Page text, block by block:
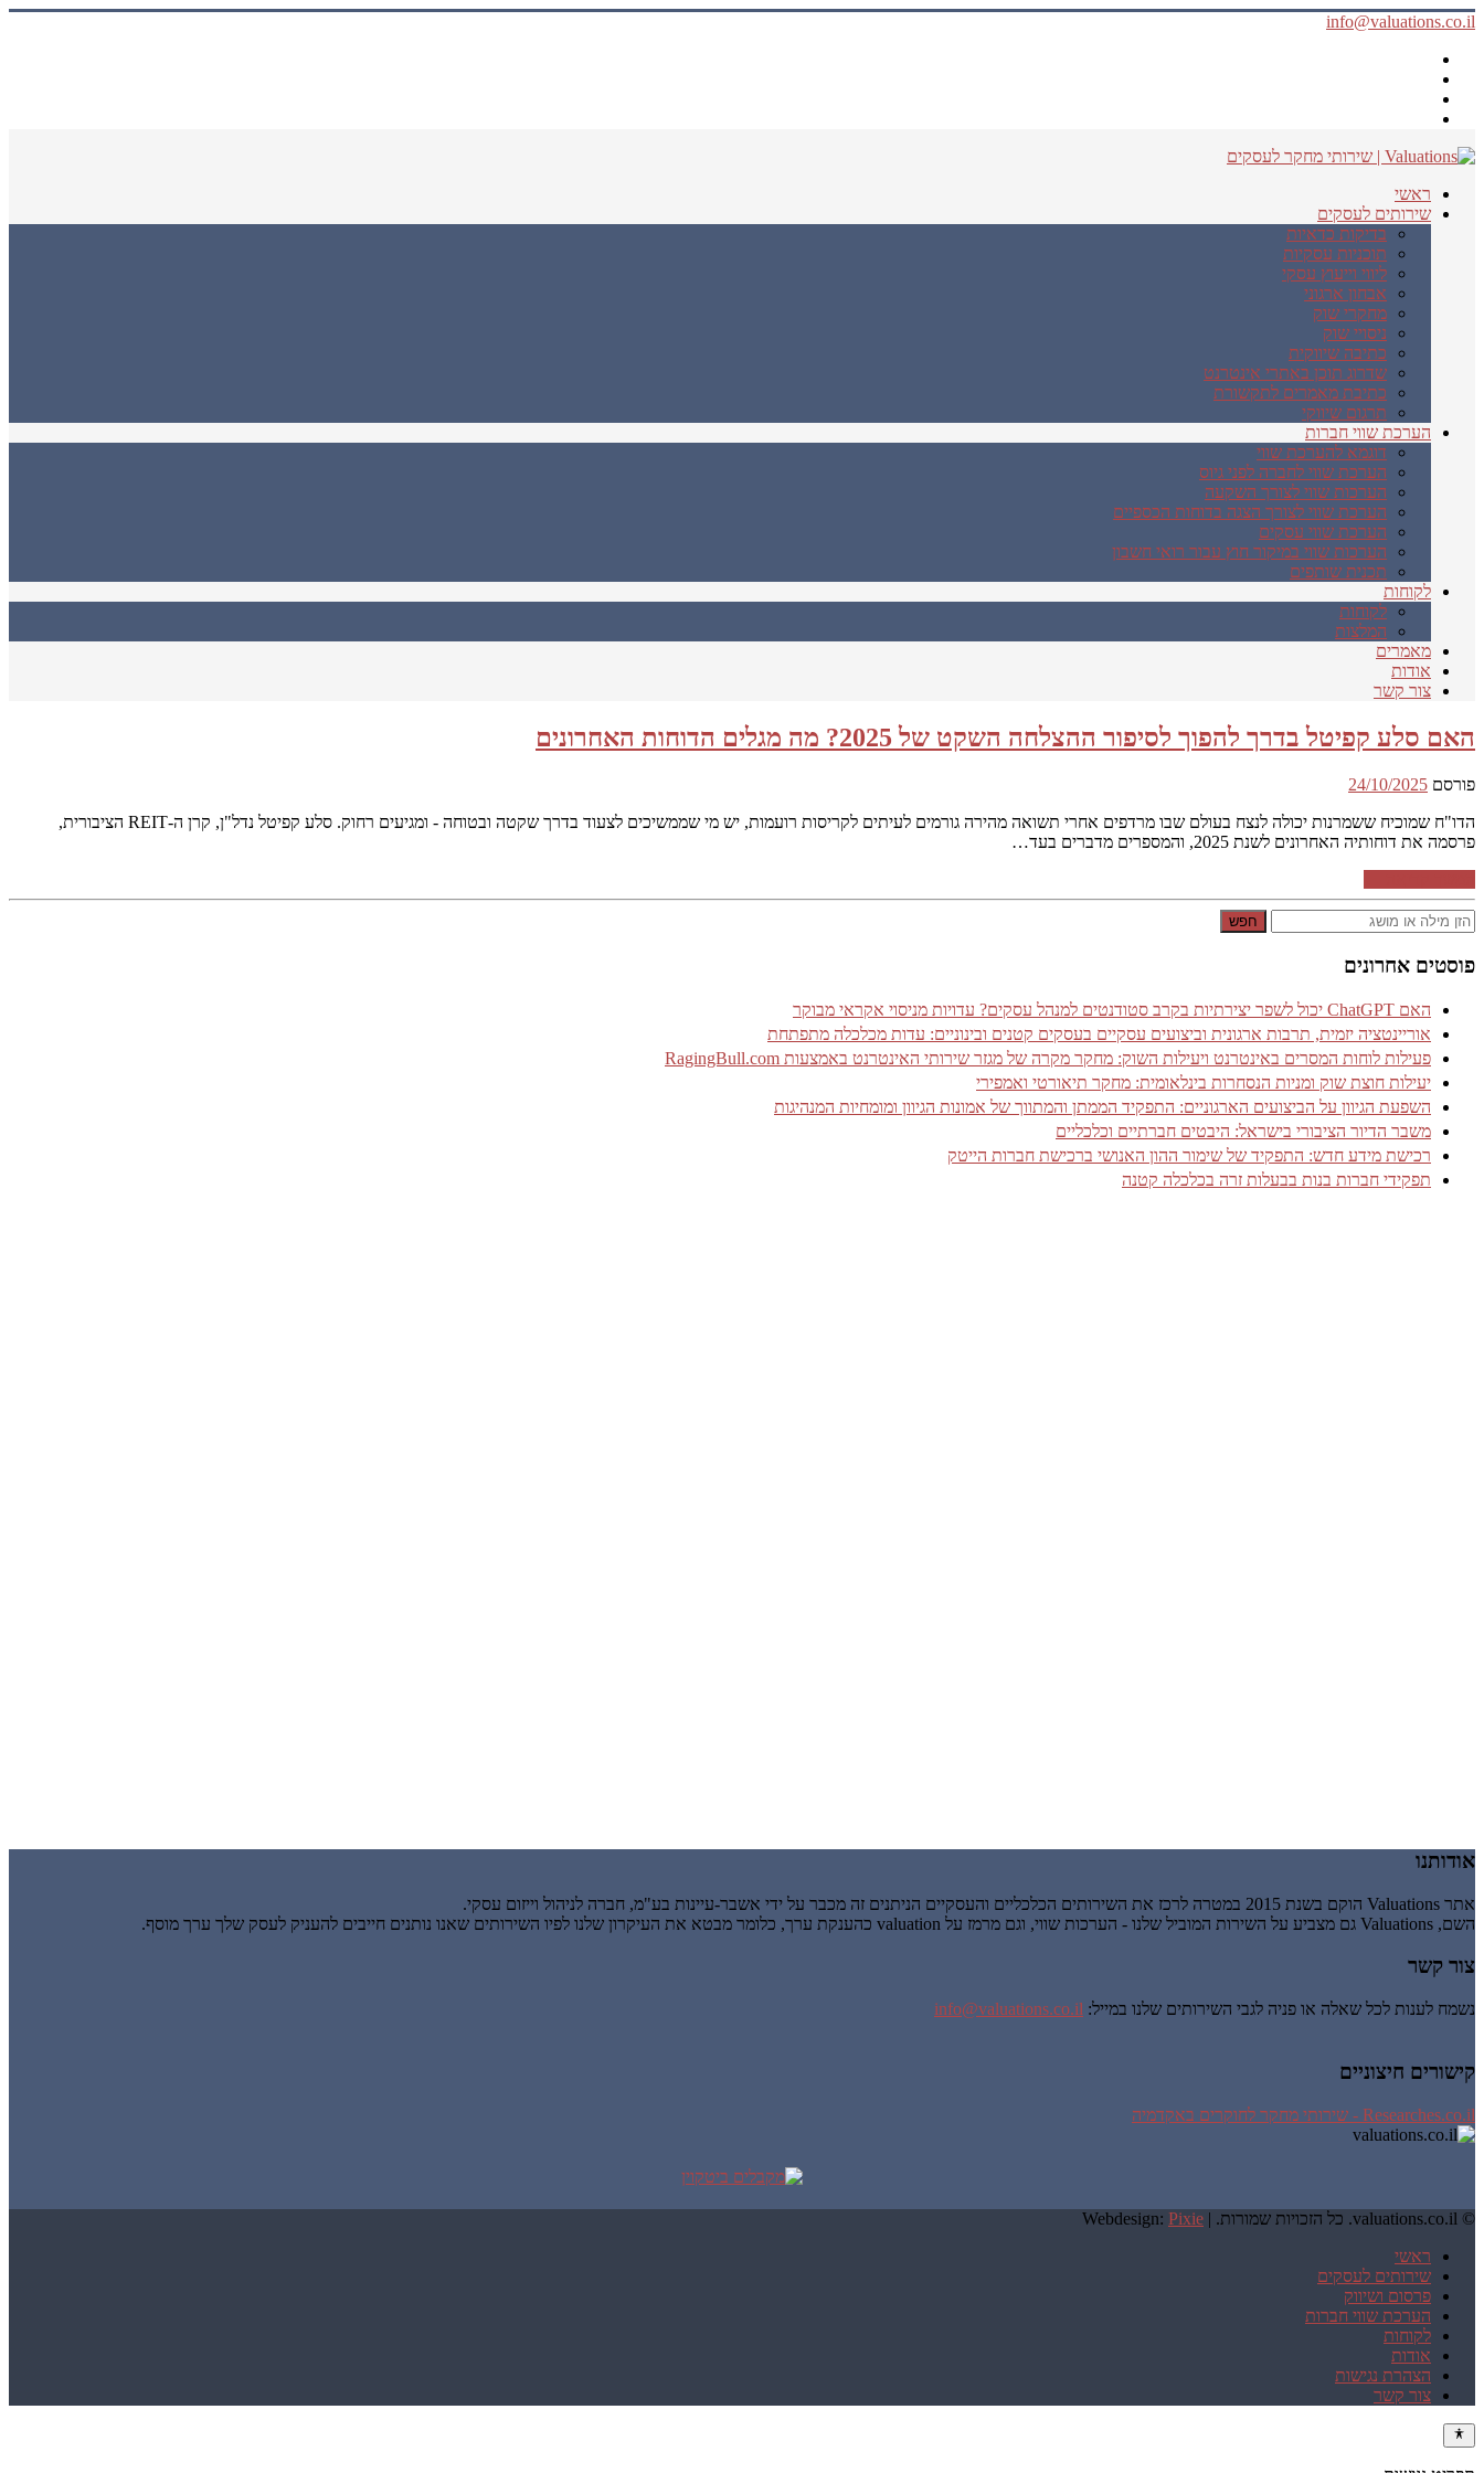
info@valuations.co.il
ראשי
שירותים לעסקים
בדיקות כדאיות
תוכניות עסקיות
ליווי וייעוץ עסקי
אבחון ארגוני
מחקרי שוק
ניסויי שוק
כתיבה שיווקית
שדרוג תוכן באתרי אינטרנט
כתיבת מאמרים לתקשורת
תרגום שיווקי
הערכת שווי חברות
דוגמא להערכת שווי
הערכת שווי לחברה לפני גיוס
הערכות שווי לצורך השקעה
הערכת שווי לצורך הצגה בדוחות הכספיים
הערכת שווי עסקים
הערכות שווי במיקור חוץ עבור רואי חשבון
תכנית שותפים
לקוחות
לקוחות
המלצות
מאמרים
אודות
צור קשר
האם סלע קפיטל בדרך להפוך לסיפור ההצלחה השקט של 2025? מה מגלים הדוחות האחרונים
פורסם 24/10/2025
הדו"ח שמוכיח ששמרנות יכולה לנצח בעולם שבו מרדפים אחרי תשואה מהירה גורמים לעיתים לקריסות רועמות, יש מי שממשיכים לצעוד בדרך שקטה ובטוחה - ומגיעים רחוק. סלע קפיטל נדל"ן, קרן ה-REIT הציבורית,
פרסמה את דוחותיה האחרונים לשנת 2025, והמספרים מדברים בעד…
חפש
פוסטים אחרונים
האם ChatGPT יכול לשפר יצירתיות בקרב סטודנטים למנהל עסקים? עדויות מניסוי אקראי מבוקר
אוריינטציה יזמית, תרבות ארגונית וביצועים עסקיים בעסקים קטנים ובינוניים: עדות מכלכלה מתפתחת
פעילות לוחות המסרים באינטרנט ויעילות השוק: מחקר מקרה של מגזר שירותי האינטרנט באמצעות RagingBull.com
יעילות חוצת שוק ומניות הנסחרות בינלאומית: מחקר תיאורטי ואמפירי
השפעת הגיוון על הביצועים הארגוניים: התפקיד הממתן והמתווך של אמונות הגיוון ומומחיות המנהיגות
משבר הדיור הציבורי בישראל: היבטים חברתיים וכלכליים
רכישת מידע חדש: התפקיד של שימור ההון האנושי ברכישת חברות הייטק
תפקידי חברות בנות בבעלות זרה בכלכלה קטנה
אודותנו
אתר Valuations הוקם בשנת 2015 במטרה לרכז את השירותים הכלכליים והעסקיים הניתנים זה מכבר על ידי אשבר-עיינות בע"מ, חברה לניהול וייזום עסקי.
השם, Valuations גם מצביע על השירות המוביל שלנו - הערכות שווי, וגם מרמז על valuation כהענקת ערך, כלומר מבטא את העיקרון שלנו לפיו השירותים שאנו נותנים חייבים להעניק לעסק שלך ערך מוסף.
צור קשר
נשמח לענות לכל שאלה או פניה לגבי השירותים שלנו במייל: info@valuations.co.il
קישורים חיצוניים
Researches.co.il - שירותי מחקר לחוקרים באקדמיה
© valuations.co.il. כל הזכויות שמורות. | Webdesign: Pixie
ראשי
שירותים לעסקים
פרסום ושיווק
הערכת שווי חברות
לקוחות
אודות
הצהרת נגישות
צור קשר